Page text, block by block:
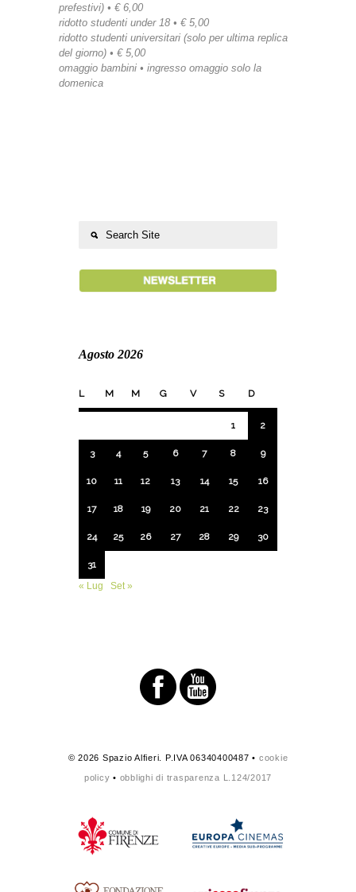
prefestivi) • € 6,00
ridotto studenti under 18 • € 5,00
ridotto studenti universitari (solo per ultima replica
del giorno) • € 5,00
omaggio bambini • ingresso omaggio solo la
domenica
Agosto 2026
L M M G V S D
1 2
3 4 5 6 7 8 9
10 11 12 13 14 15 16
17 18 19 20 21 22 23
24 25 26 27 28 29 30
31
« Lug
Set »
© 2026 Spazio Alfieri. P.IVA 06340400487 • cookie
policy • obblighi di trasparenza L.124/2017